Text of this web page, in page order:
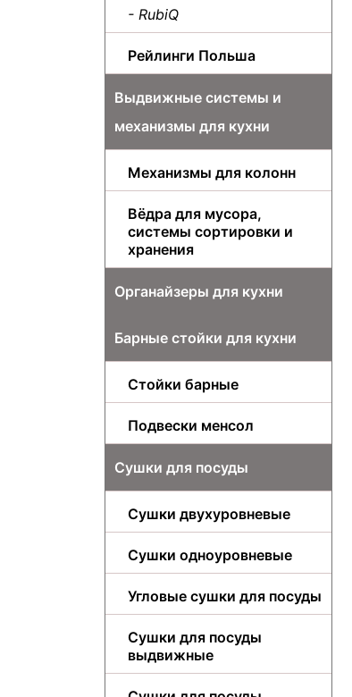
- RubiQ
Рейлинги Польша
Выдвижные системы и
механизмы для кухни
Механизмы для колонн
Вёдра для мусора,
системы сортировки и
хранения
Органайзеры для кухни
Барные стойки для кухни
Стойки барные
Подвески менсол
Сушки для посуды
Сушки двухуровневые
Сушки одноуровневые
Угловые сушки для посуды
Сушки для посуды
выдвижные